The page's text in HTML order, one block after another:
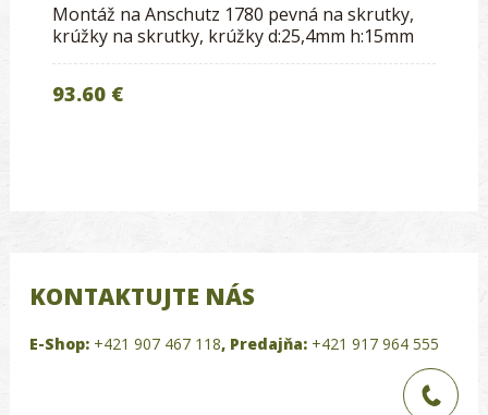
Montáž na Anschutz 1780 pevná na skrutky,
krúžky na skrutky, krúžky d:25,4mm h:15mm
93.60 €
KONTAKTUJTE NÁS
E-Shop: +421 907 467 118, Predajňa: +421 917 964 555